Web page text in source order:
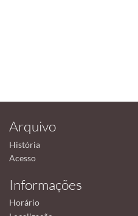
Arquivo
História
Acesso
Informações
Horário